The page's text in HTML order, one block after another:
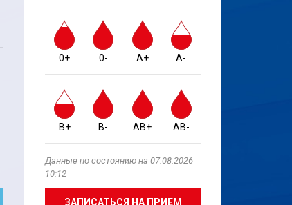
0+ 0- A+ A-
B+ B- AB+ AB-
Данные по состоянию на 07.08.2026
10:12
ЗАПИСАТЬСЯ НА ПРИЕМ